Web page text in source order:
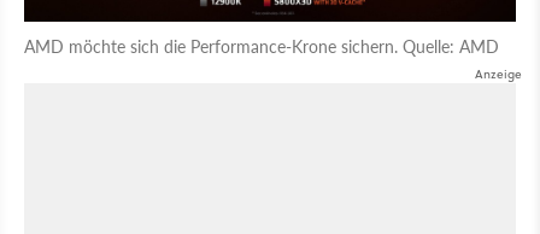
AMD möchte sich die Performance-Krone sichern. Quelle: AMD